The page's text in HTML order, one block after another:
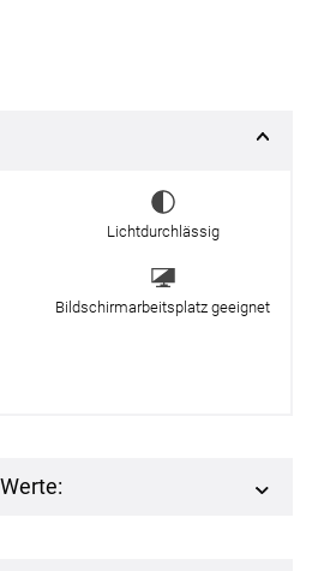
Lichtdurchlässig
Bildschirmarbeitsplatz geeignet